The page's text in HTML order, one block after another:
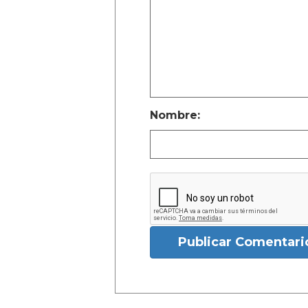
Nombre:
Publicar